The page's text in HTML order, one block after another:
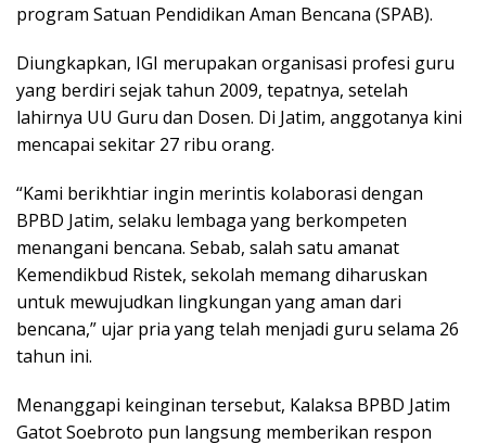
program Satuan Pendidikan Aman Bencana (SPAB).
Diungkapkan, IGI merupakan organisasi profesi guru
yang berdiri sejak tahun 2009, tepatnya, setelah
lahirnya UU Guru dan Dosen. Di Jatim, anggotanya kini
mencapai sekitar 27 ribu orang.
“Kami berikhtiar ingin merintis kolaborasi dengan
BPBD Jatim, selaku lembaga yang berkompeten
menangani bencana. Sebab, salah satu amanat
Kemendikbud Ristek, sekolah memang diharuskan
untuk mewujudkan lingkungan yang aman dari
bencana,” ujar pria yang telah menjadi guru selama 26
tahun ini.
Menanggapi keinginan tersebut, Kalaksa BPBD Jatim
Gatot Soebroto pun langsung memberikan respon